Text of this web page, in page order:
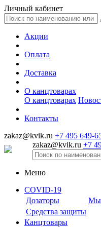
Личный кабинет
Акции
Оплата
Доставка
О канцтоварах
О канцтоварах
Контакты
zakaz@kvik.ru +7 495 649-
zakaz@kvik.ru +7
Меню
COVID-19
Дозаторы
Средства защиты
Канцтовары